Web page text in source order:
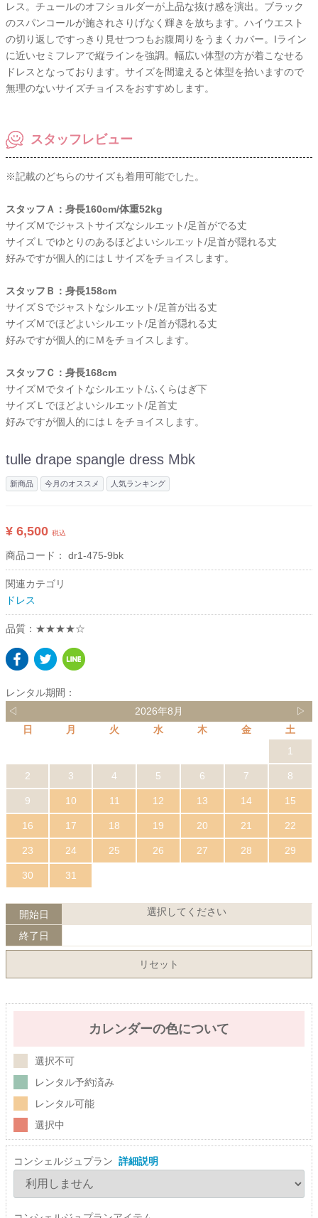
レス。チュールのオフショルダーが上品な抜け感を演出。ブラック
のスパンコールが施されさりげなく輝きを放ちます。ハイウエスト
の切り返しですっきり見せつつもお腹周りをうまくカバー。Iライン
に近いセミフレアで縦ラインを強調。幅広い体型の方が着こなせる
ドレスとなっております。サイズを間違えると体型を拾いますので
無理のないサイズチョイスをおすすめします。
スタッフレビュー
※記載のどちらのサイズも着用可能でした。
スタッフＡ：身長160cm/体重52kg
サイズＭでジャストサイズなシルエット/足首がでる丈
サイズＬでゆとりのあるほどよいシルエット/足首が隠れる丈
好みですが個人的にはＬサイズをチョイスします。
スタッフＢ：身長158cm
サイズＳでジャストなシルエット/足首が出る丈
サイズＭでほどよいシルエット/足首が隠れる丈
好みですが個人的にＭをチョイスします。
スタッフＣ：身長168cm
サイズＭでタイトなシルエット/ふくらはぎ下
サイズＬでほどよいシルエット/足首丈
好みですが個人的にはＬをチョイスします。
tulle drape spangle dress Mbk
新商品 今月のオススメ 人気ランキング
¥ 6,500 税込
商品コード： dr1-475-9bk
関連カテゴリ
ドレス
品質：★★★★☆
レンタル期間：
◁
2026年8月
▷
日
月 火 水 木 金
土
1
2 3 4 5 6 7 8
9 10 11 12 13 14 15
16 17 18 19 20 21 22
23 24 25 26 27 28 29
30 31
開始日 選択してください
終了日
リセット
カレンダーの色について
選択不可
レンタル予約済み
レンタル可能
選択中
コンシェルジュプラン 詳細説明